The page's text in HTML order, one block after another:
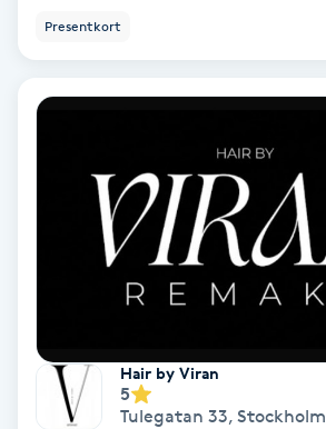
Piercing
Plastikkirurgi
PRP (Platelet Rich Plasma)
Presentkort
Hair by Viran
5
Tulegatan 33, Stockholm